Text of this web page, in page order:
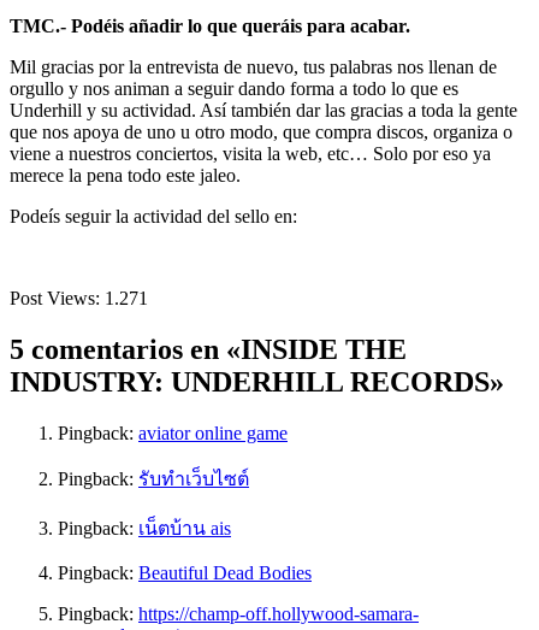
TMC.- Podéis añadir lo que queráis para acabar.
Mil gracias por la entrevista de nuevo, tus palabras nos llenan de
orgullo y nos animan a seguir dando forma a todo lo que es
Underhill y su actividad. Así también dar las gracias a toda la gente
que nos apoya de uno u otro modo, que compra discos, organiza o
viene a nuestros conciertos, visita la web, etc… Solo por eso ya
merece la pena todo este jaleo.
Podeís seguir la actividad del sello en:
Post Views: 1.271
5 comentarios en «INSIDE THE
INDUSTRY: UNDERHILL RECORDS»
Pingback: aviator online game
Pingback: รับทำเว็บไซต์
Pingback: เน็ตบ้าน ais
Pingback: Beautiful Dead Bodies
Pingback: https://champ-off.hollywood-samara-